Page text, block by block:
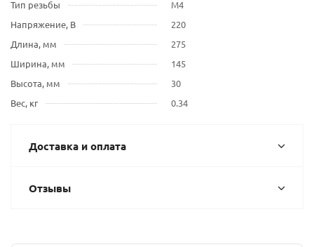
Тип резьбы
М4
Напряжение, В
220
Длина, мм
275
Ширина, мм
145
Высота, мм
30
Вес, кг
0.34
Доставка и оплата
Отзывы